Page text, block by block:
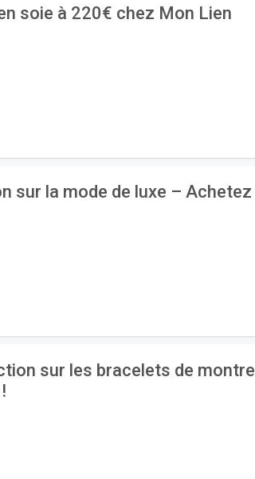
soie à 220€ chez Mon Lien
sur la mode de luxe – Achetez
sur les bracelets de montre